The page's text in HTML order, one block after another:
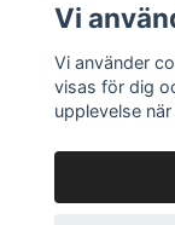
Vi
Vi använder
visas för dig
upplevelse